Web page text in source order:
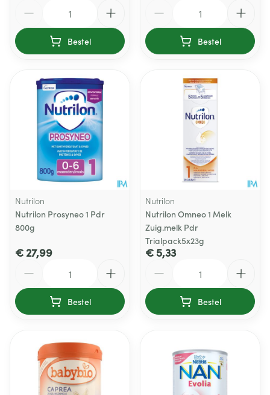
Bestel Bestel
Nutrilon
Nutrilon Prosyneo 1 Pdr
800g
€ 27,99
Bestel
Nutrilon
Nutrilon Omneo 1 Melk
Zuig.melk Pdr
Trialpack5x23g
€ 5,33
Bestel